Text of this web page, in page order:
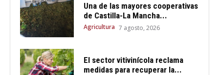
Una de las mayores cooperativas
de Castilla-La Mancha...
Agricultura 7 agosto, 2026
El sector vitivinícola reclama
medidas para recuperar la...